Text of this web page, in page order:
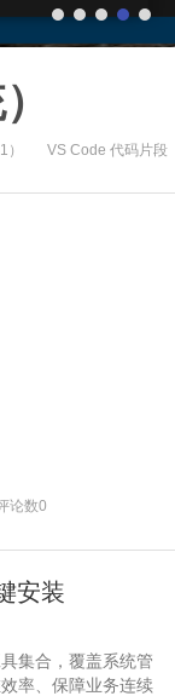
VS Code 代码片段
论数0
安装
集合，覆盖系统管
率、保障业务连续